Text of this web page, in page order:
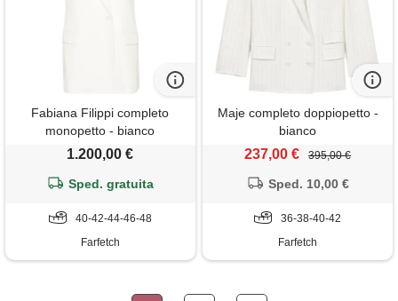
Fabiana Filippi completo
monopetto - bianco
1.200,00 €
Sped. gratuita
40-42-44-46-48
Farfetch
Maje completo doppiopetto -
bianco
237,00 € 395,00 €
Sped. 10,00 €
36-38-40-42
Farfetch